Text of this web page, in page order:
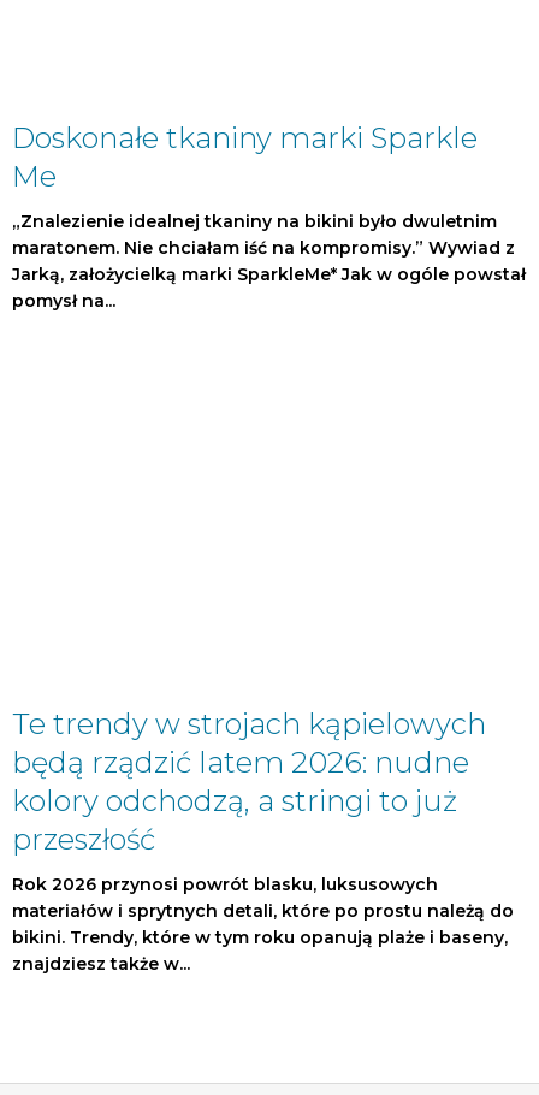
Doskonałe tkaniny marki Sparkle
Me
„Znalezienie idealnej tkaniny na bikini było dwuletnim
maratonem. Nie chciałam iść na kompromisy.” Wywiad z
Jarką, założycielką marki SparkleMe* Jak w ogóle powstał
pomysł na...
Te trendy w strojach kąpielowych
będą rządzić latem 2026: nudne
kolory odchodzą, a stringi to już
przeszłość
Rok 2026 przynosi powrót blasku, luksusowych
materiałów i sprytnych detali, które po prostu należą do
bikini. Trendy, które w tym roku opanują plaże i baseny,
znajdziesz także w...